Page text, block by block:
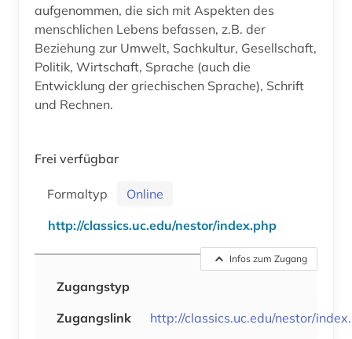
aufgenommen, die sich mit Aspekten des
menschlichen Lebens befassen, z.B. der
Beziehung zur Umwelt, Sachkultur, Gesellschaft,
Politik, Wirtschaft, Sprache (auch die
Entwicklung der griechischen Sprache), Schrift
und Rechnen.
Frei verfügbar
Formaltyp
Online
http://classics.uc.edu/nestor/index.php
Infos zum Zugang
Zugangstyp
Zugangslink
http://classics.uc.edu/nestor/